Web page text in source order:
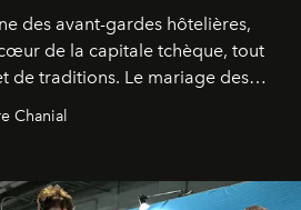
des avant-gardes hôtelières,
de la capitale tchèque, tout
de traditions. Le mariage des
Chanial